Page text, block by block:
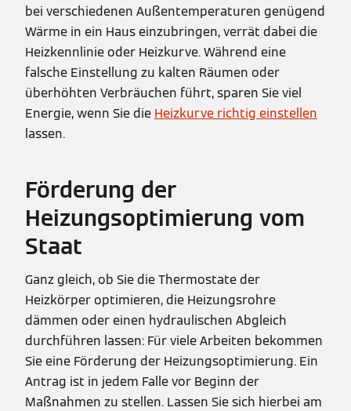
bei verschiedenen Außentemperaturen genügend
Wärme in ein Haus einzubringen, verrät dabei die
Heizkennlinie oder Heizkurve. Während eine
falsche Einstellung zu kalten Räumen oder
überhöhten Verbräuchen führt, sparen Sie viel
Energie, wenn Sie die Heizkurve richtig einstellen
lassen.
Förderung der
Heizungsoptimierung vom
Staat
Ganz gleich, ob Sie die Thermostate der
Heizkörper optimieren, die Heizungsrohre
dämmen oder einen hydraulischen Abgleich
durchführen lassen: Für viele Arbeiten bekommen
Sie eine Förderung der Heizungsoptimierung. Ein
Antrag ist in jedem Falle vor Beginn der
Maßnahmen zu stellen. Lassen Sie sich hierbei am